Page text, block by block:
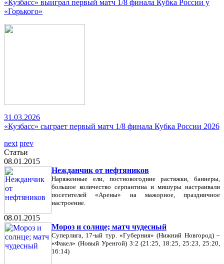
«Кузбасс» выиграл первый матч 1/8 финала Кубка России у
«Горького»
31.03.2026
«Кузбасс» сыграет первый матч 1/8 финала Кубка России 2026
next prev
Статьи
08.01.2015
Нежданчик от нефтяников
Наряженные ели, постновогодние растяжки, баннеры,
большое количество серпантина и мишуры настраивали
посетителей «Арены» на мажорное, праздничное
настроение.
08.01.2015
Мороз и солнце; матч чудесный
Суперлига, 17-ый тур. «Губерния» (Нижний Новгород) –
«Факел» (Новый Уренгой) 3:2 (21:25, 18:25, 25:23, 25:20,
16:14)